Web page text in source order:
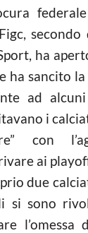
ha
ha sancito
ad
i
con
ai
due
si sono
l’omessa